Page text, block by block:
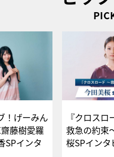
！げーみん
藤樹愛羅
SPインタ
『クロス
救急の約束
桜SPイン